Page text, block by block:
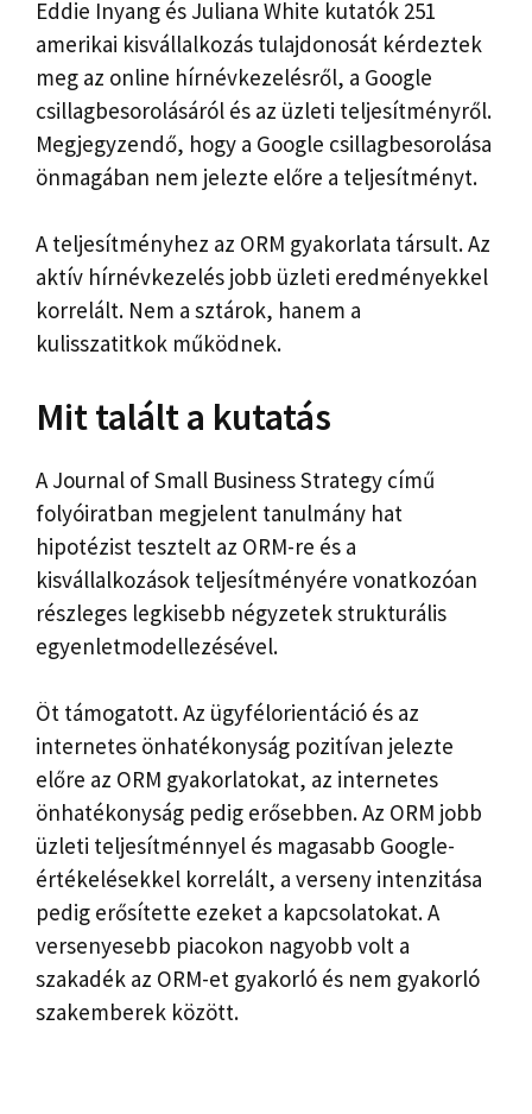
Eddie Inyang és Juliana White kutatók 251
amerikai kisvállalkozás tulajdonosát kérdeztek
meg az online hírnévkezelésről, a Google
csillagbesorolásáról és az üzleti teljesítményről.
Megjegyzendő, hogy a Google csillagbesorolása
önmagában nem jelezte előre a teljesítményt.
A teljesítményhez az ORM gyakorlata társult. Az
aktív hírnévkezelés jobb üzleti eredményekkel
korrelált. Nem a sztárok, hanem a
kulisszatitkok működnek.
Mit talált a kutatás
A Journal of Small Business Strategy című
folyóiratban megjelent tanulmány hat
hipotézist tesztelt az ORM-re és a
kisvállalkozások teljesítményére vonatkozóan
részleges legkisebb négyzetek strukturális
egyenletmodellezésével.
Öt támogatott. Az ügyfélorientáció és az
internetes önhatékonyság pozitívan jelezte
előre az ORM gyakorlatokat, az internetes
önhatékonyság pedig erősebben. Az ORM jobb
üzleti teljesítménnyel és magasabb Google-
értékelésekkel korrelált, a verseny intenzitása
pedig erősítette ezeket a kapcsolatokat. A
versenyesebb piacokon nagyobb volt a
szakadék az ORM-et gyakorló és nem gyakorló
szakemberek között.